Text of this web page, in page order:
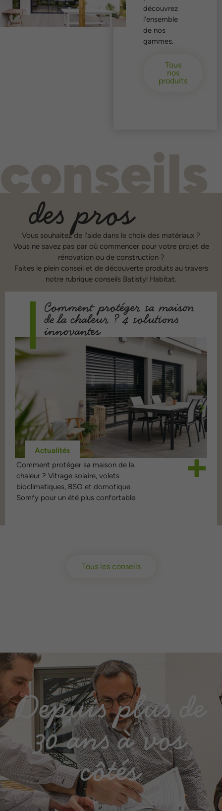
découvrez
l’ensemble
de nos
gammes.
Tous
nos
produits
conseils
des pros
Vous souhaitez de l’aide dans le choix des matériaux ?
Vous ne savez pas par où commencer pour votre projet de
rénovation ou de construction ?
Faites le plein conseil et de découverte produits au travers
notre rubrique conseils Batistyl Habitat.
Comment protéger sa maison
de la chaleur ? 4 solutions
innovantes
Actualités
Comment protéger sa maison de la
chaleur ? Vitrage solaire, volets
bioclimatiques, BSO et domotique
Somfy pour un été plus confortable.
Tous les conseils
Depuis plus de
30 ans à vos
côtés